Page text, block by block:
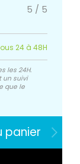
5 / 5
24 à 48H
les 24H.
un suivi
que le
panier